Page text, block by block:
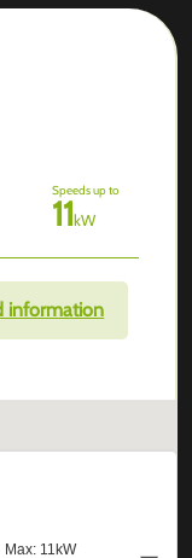
Speeds up to
11kW
information